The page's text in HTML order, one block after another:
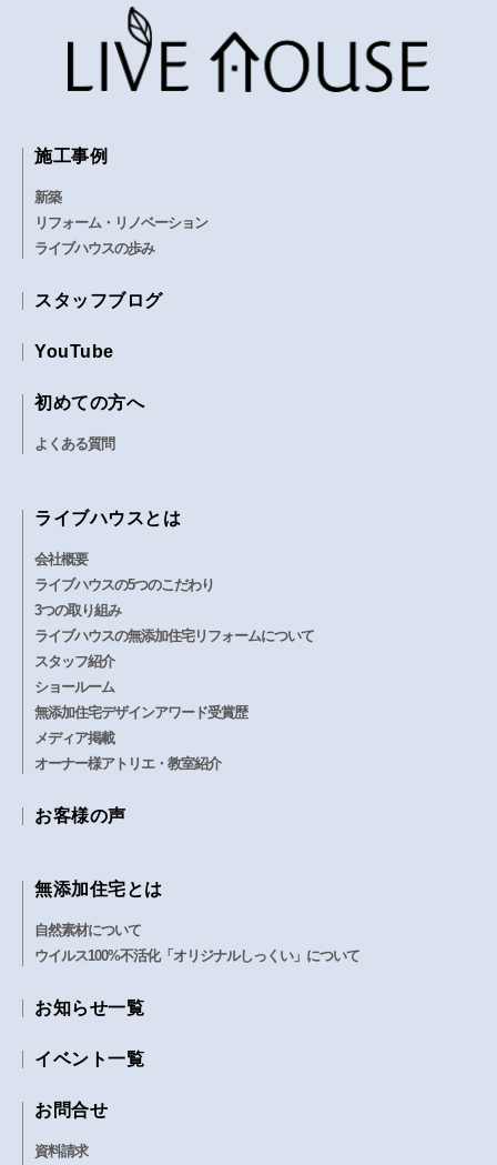
施工事例
新築
リフォーム・リノベーション
ライブハウスの歩み
スタッフブログ
YouTube
初めての方へ
よくある質問
ライブハウスとは
会社概要
ライブハウスの5つのこだわり
3つの取り組み
ライブハウスの無添加住宅リフォームについて
スタッフ紹介
ショールーム
無添加住宅デザインアワード受賞歴
メディア掲載
オーナー様アトリエ・教室紹介
お客様の声
無添加住宅とは
自然素材について
ウイルス100%不活化「オリジナルしっくい」について
お知らせ一覧
イベント一覧
お問合せ
資料請求